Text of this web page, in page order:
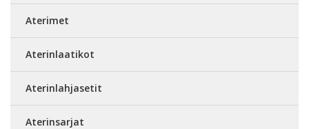
Aterimet
Aterinlaatikot
Aterinlahjasetit
Aterinsarjat